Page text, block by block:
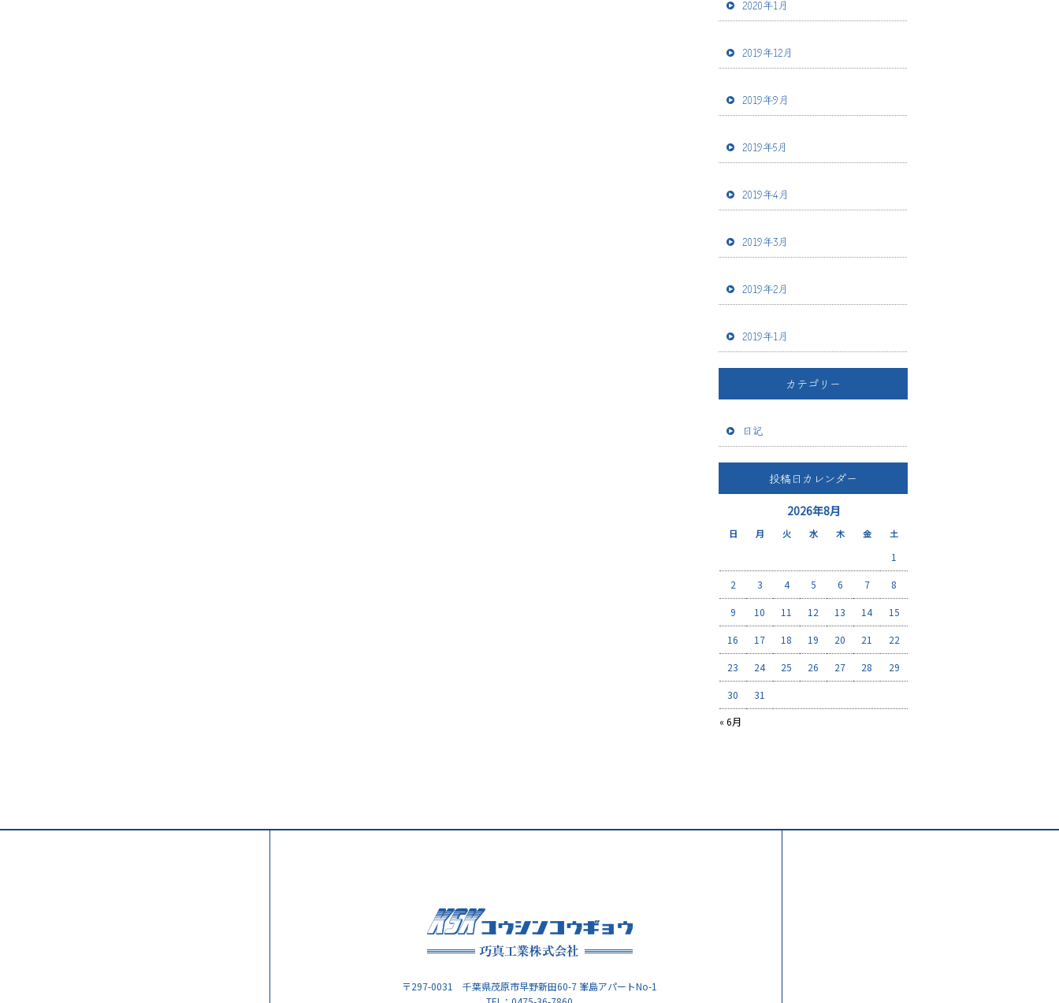
2020年1月
2019年12月
2019年9月
2019年5月
2019年4月
2019年3月
2019年2月
2019年1月
カテゴリー
日記
投稿日カレンダー
2026年8月
日 月 火 水 木 金 土
« 6月
1
2 3 4 5 6 7 8
9 10 11 12 13 14 15
16 17 18 19 20 21 22
23 24 25 26 27 28 29
30 31
〒297-0031 千葉県茂原市早野新田60-7 峯島アパートNo-1